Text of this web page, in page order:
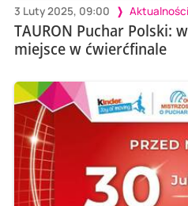
3 Luty 2025, 09:00 Aktualności
TAURON Puchar Polski:
miejsce w ćwierćfinale